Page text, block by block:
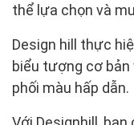
thể lựa chọn và
Design hill thực
biểu tượng cơ
phối màu hấp dẫn.